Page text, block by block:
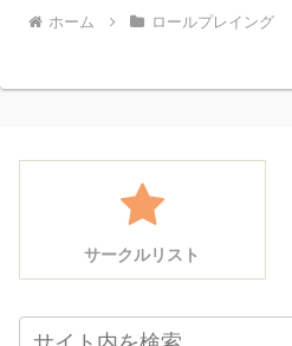
ホーム ロールプレイング
サークルリスト